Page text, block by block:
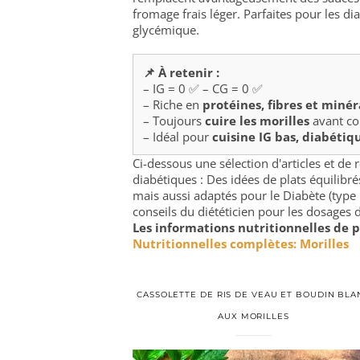
fromage frais léger. Parfaites pour les
glycémique.
📌 À retenir :
– IG = 0 ✅ – CG = 0 ✅
– Riche en protéines, fibres et
– Toujours cuire les morilles avant
– Idéal pour cuisine IG bas,
Ci-dessous une sélection d'articles et
diabétiques : Des idées de plats
mais aussi adaptés pour le Diabète
conseils du diététicien pour les dosages
Les informations nutritionnelles de
Nutritionnelles complètes: Morilles
CASSOLETTE DE RIS DE VEAU ET BOUDIN
AUX MORILLES